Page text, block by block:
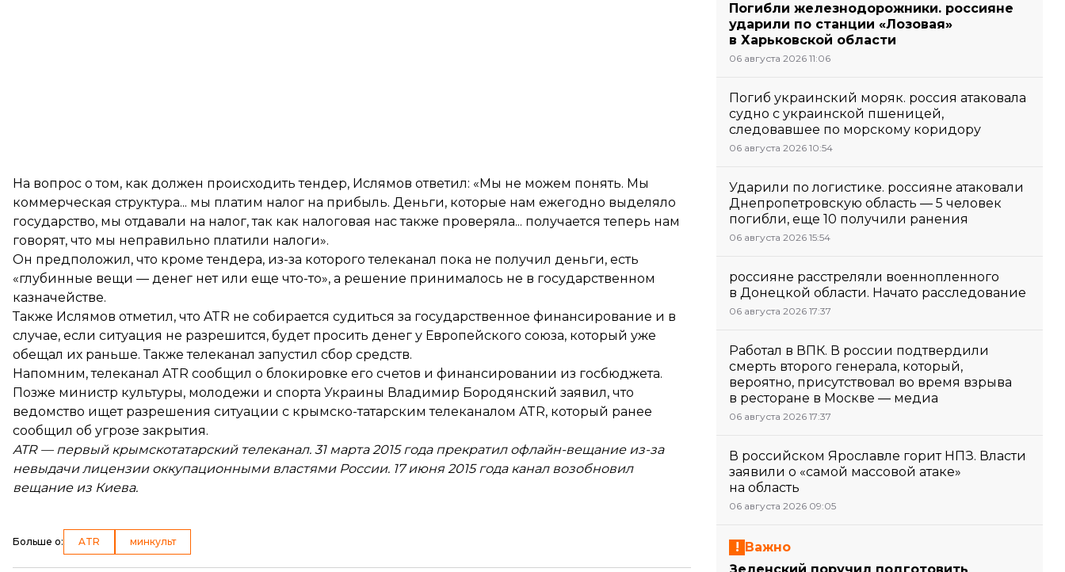
На вопрос о том, как должен происходить тендер, Ислямов ответил: «Мы не можем понять. Мы
коммерческая структура... мы платим налог на прибыль. Деньги, которые нам ежегодно выделяло
государство, мы отдавали на налог, так как налоговая нас также проверяла... получается теперь нам
говорят, что мы неправильно платили налоги».
Он предположил, что кроме тендера, из-за которого телеканал пока не получил деньги, есть
«глубинные вещи — денег нет или еще что-то», а решение принималось не в государственном
казначействе.
Также Ислямов отметил, что ATR не собирается судиться за государственное финансирование и в
случае, если ситуация не разрешится, будет просить денег у Европейского союза, который уже
обещал их раньше. Также телеканал запустил сбор средств.
Напомним, телеканал ATR сообщил о блокировке его счетов и финансировании из госбюджета.
Позже министр культуры, молодежи и спорта Украины Владимир Бородянский заявил, что
ведомство ищет разрешения ситуации с крымско-татарским телеканалом ATR, который ранее
сообщил об угрозе закрытия.
ATR — первый крымскотатарский телеканал. 31 марта 2015 года прекратил офлайн-вещание из-за
невыдачи лицензии оккупационными властями России. 17 июня 2015 года канал возобновил
вещание из Киева.
Больше о: ATR минкульт
Погибли железнодорожники. россияне
ударили по станции «Лозовая»
в Харьковской области
06 августа 2026 11:06
Погиб украинский моряк. россия атаковала
судно с украинской пшеницей,
следовавшее по морскому коридору
06 августа 2026 10:54
Ударили по логистике. россияне атаковали
Днепропетровскую область — 5 человек
погибли, еще 10 получили ранения
06 августа 2026 15:54
россияне расстреляли военнопленного
в Донецкой области. Начато расследование
06 августа 2026 17:37
Работал в ВПК. В россии подтвердили
смерть второго генерала, который,
вероятно, присутствовал во время взрыва
в ресторане в Москве — медиа
06 августа 2026 17:37
В российском Ярославле горит НПЗ. Власти
заявили о «самой массовой атаке»
на область
06 августа 2026 09:05
Важно